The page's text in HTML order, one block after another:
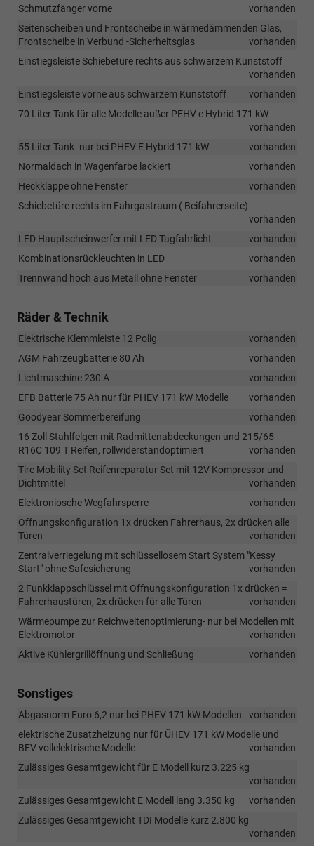
Schmutzfänger vorne
vorhanden
Seitenscheiben und Frontscheibe in wärmedämmenden Glas,
Frontscheibe in Verbund -Sicherheitsglas
vorhanden
Einstiegsleiste Schiebetüre rechts aus schwarzem Kunststoff
vorhanden
Einstiegsleiste vorne aus schwarzem Kunststoff
vorhanden
70 Liter Tank für alle Modelle außer PEHV e Hybrid 171 kW
vorhanden
55 Liter Tank- nur bei PHEV E Hybrid 171 kW
vorhanden
Normaldach in Wagenfarbe lackiert
vorhanden
Heckklappe ohne Fenster
vorhanden
Schiebetüre rechts im Fahrgastraum ( Beifahrerseite)
vorhanden
LED Hauptscheinwerfer mit LED Tagfahrlicht
vorhanden
Kombinationsrückleuchten in LED
vorhanden
Trennwand hoch aus Metall ohne Fenster
vorhanden
Räder & Technik
Elektrische Klemmleiste 12 Polig
vorhanden
AGM Fahrzeugbatterie 80 Ah
vorhanden
Lichtmaschine 230 A
vorhanden
EFB Batterie 75 Ah nur für PHEV 171 kW Modelle
vorhanden
Goodyear Sommerbereifung
vorhanden
16 Zoll Stahlfelgen mit Radmittenabdeckungen und 215/65
R16C 109 T Reifen, rollwiderstandoptimiert
vorhanden
Tire Mobility Set Reifenreparatur Set mit 12V Kompressor und
Dichtmittel
vorhanden
Elektroniosche Wegfahrsperre
vorhanden
Offnungskonfiguration 1x drücken Fahrerhaus, 2x drücken alle
Türen
vorhanden
Zentralverriegelung mit schlüssellosem Start System "Kessy
Start" ohne Safesicherung
vorhanden
2 Funkklappschlüssel mit Offnungskonfiguration 1x drücken =
Fahrerhaustüren, 2x drücken für alle Türen
vorhanden
Wärmepumpe zur Reichweitenoptimierung- nur bei Modellen mit
Elektromotor
vorhanden
Aktive Kühlergrillöffnung und Schließung
vorhanden
Sonstiges
Abgasnorm Euro 6,2 nur bei PHEV 171 kW Modellen
vorhanden
elektrische Zusatzheizung nur für ÜHEV 171 kW Modelle und
BEV vollelektrische Modelle
vorhanden
Zulässiges Gesamtgewicht für E Modell kurz 3.225 kg
vorhanden
Zulässiges Gesamtgewicht E Modell lang 3.350 kg
vorhanden
Zulässiges Gesamtgewicht TDI Modelle kurz 2.800 kg
vorhanden